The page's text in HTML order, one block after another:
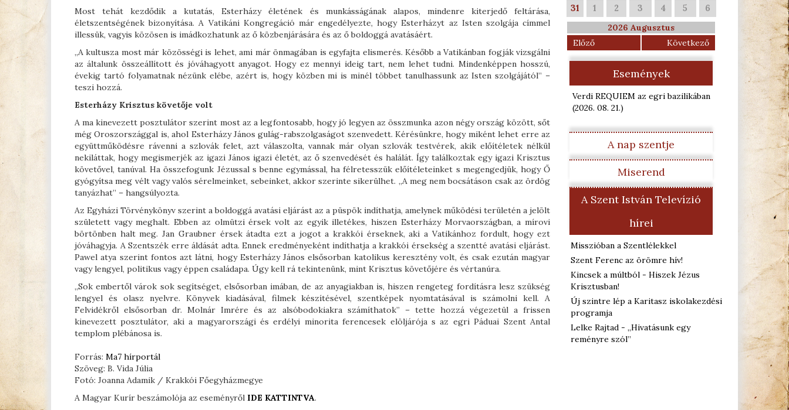
Most tehát kezdődik a kutatás, Esterházy életének és munkásságának alapos, mindenre kiterjedő feltárása,
életszentségének bizonyítása. A Vatikáni Kongregáció már engedélyezte, hogy Esterházyt az Isten szolgája címmel
illessük, vagyis közösen is imádkozhatunk az ő közbenjárására és az ő boldoggá avatásáért.
„A kultusza most már közösségi is lehet, ami már önmagában is egyfajta elismerés. Később a Vatikánban fogják vizsgálni
az általunk összeállított és jóváhagyott anyagot. Hogy ez mennyi ideig tart, nem lehet tudni. Mindenképpen hosszú,
évekig tartó folyamatnak nézünk elébe, azért is, hogy közben mi is minél többet tanulhassunk az Isten szolgájától” –
teszi hozzá.
Esterházy Krisztus követője volt
A ma kinevezett posztulátor szerint most az a legfontosabb, hogy jó legyen az összmunka azon négy ország között, sőt
még Oroszországgal is, ahol Esterházy János gulág-rabszolgaságot szenvedett. Kérésünkre, hogy miként lehet erre az
együttműködésre rávenni a szlovák felet, azt válaszolta, vannak már olyan szlovák testvérek, akik előítéletek nélkül
nekiláttak, hogy megismerjék az igazi János igazi életét, az ő szenvedését és halálát. Így találkoztak egy igazi Krisztus
követővel, tanúval. Ha összefogunk Jézussal s benne egymással, ha félretesszük előítéleteinket s megengedjük, hogy Ő
gyógyítsa meg vélt vagy valós sérelmeinket, sebeinket, akkor szerinte sikerülhet. „A meg nem bocsátáson csak az ördög
tanyázhat” – hangsúlyozta.
Az Egyházi Törvénykönyv szerint a boldoggá avatási eljárást az a püspök indíthatja, amelynek működési területén a jelölt
született vagy meghalt. Ebben az olmützi érsek volt az egyik illetékes, hiszen Esterházy Morvaországban, a mírovi
börtönben halt meg. Jan Graubner érsek átadta ezt a jogot a krakkói érseknek, aki a Vatikánhoz fordult, hogy ezt
jóváhagyja. A Szentszék erre áldását adta. Ennek eredményeként indíthatja a krakkói érsekség a szentté avatási eljárást.
Pawel atya szerint fontos azt látni, hogy Esterházy János elsősorban katolikus keresztény volt, és csak ezután magyar
vagy lengyel, politikus vagy éppen családapa. Úgy kell rá tekintenünk, mint Krisztus követőjére és vértanúra.
„Sok embertől várok sok segítséget, elsősorban imában, de az anyagiakban is, hiszen rengeteg fordításra lesz szükség
lengyel és olasz nyelvre. Könyvek kiadásával, filmek készítésével, szentképek nyomtatásával is számolni kell. A
Felvidékről elsősorban dr. Molnár Imrére és az alsóbodokiakra számíthatok” – tette hozzá végezetül a frissen
kinevezett posztulátor, aki a magyarországi és erdélyi minorita ferencesek elöljárója s az egri Páduai Szent Antal
templom plébánosa is.
Forrás: Ma7 hírportál
Szöveg: B. Vida Júlia
Fotó: Joanna Adamik / Krakkói Főegyházmegye
A Magyar Kurír beszámolója az eseményről IDE KATTINTVA.
31
1 2 3 4 5 6
2026 Augusztus
Előző
Következő
Események
Verdi REQUIEM az egri bazilikában
(2026. 08. 21.)
A nap szentje
Miserend
A Szent István Televízió
hírei
Misszióban a Szentlélekkel
Szent Ferenc az örömre hív!
Kincsek a múltból - Hiszek Jézus
Krisztusban!
Új szintre lép a Karitasz iskolakezdési
programja
Lelke Rajtad - „Hivatásunk egy
reményre szól”